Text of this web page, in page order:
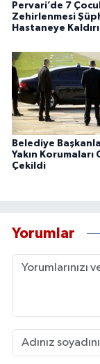
Pervari’de 7
Zehirlenmesi
Hastaneye
Belediye
Yakın Korumaları
Çekildi
Yorumlar